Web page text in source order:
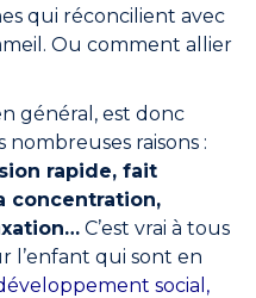
qui réconcilient avec
Ou comment allier
général, est donc
raisons :
rapide, fait
concentration,
C’est vrai à tous
l’enfant qui sont en
social,